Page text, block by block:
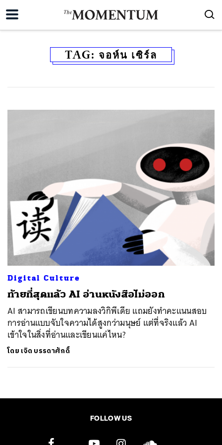
TAG: จอห์น เซิร์ล
Digital Culture
ท้ายที่สุดแล้ว AI อ่านหนังสือไม่ออก
AI สามารถเขียนบทความลงวิกิพีเดีย แถมยังทำคะแนนสอบ
การอ่านแบบจับใจความได้สูงกว่ามนุษย์ แต่ที่จริงแล้ว AI
เข้าใจในสิ่งที่อ่านและเขียนแค่ไหน?
โดย เจิด บรรดาศักดิ์
FOLLOW US
ค้นหา
SHARE LINE EMAIL